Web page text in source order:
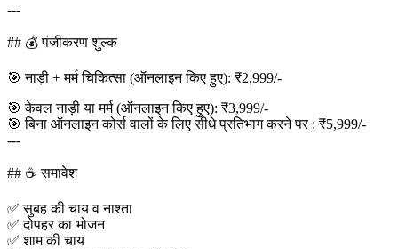
---
## 💰 पंजीकरण शुल्क
🎯 नाड़ी + मर्म चिकित्सा (ऑनलाइन किए हुए): ₹2,999/-
🎯 केवल नाड़ी या मर्म (ऑनलाइन किए हुए): ₹3,999/-
🎯 बिना ऑनलाइन कोर्स वालों के लिए सीधे प्रतिभाग करने पर : ₹5,999/-
---
## ☕ समावेश
✅ सुबह की चाय व नाश्ता
✅ दोपहर का भोजन
✅ शाम की चाय